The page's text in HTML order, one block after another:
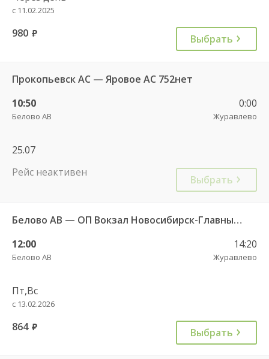
с 11.02.2025
980 руб. Выбрать
Прокопьевск АС — Яровое АС 752нет
10:50
Белово АВ
0:00
Журавлево
25.07
Рейс неактивен
Выбрать
Белово АВ — ОП Вокзал Новосибирск-Главный 4971
12:00
Белово АВ
14:20
Журавлево
Пт,Вс
с 13.02.2026
864 руб. Выбрать